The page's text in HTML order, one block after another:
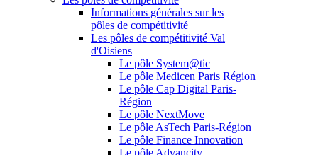
Informations générales sur les
pôles de compétitivité
Les pôles de compétitivité Val
d'Oisiens
Le pôle System@tic
Le pôle Medicen Paris Région
Le pôle Cap Digital Paris-
Région
Le pôle NextMove
Le pôle AsTech Paris-Région
Le pôle Finance Innovation
Le pôle Advancity